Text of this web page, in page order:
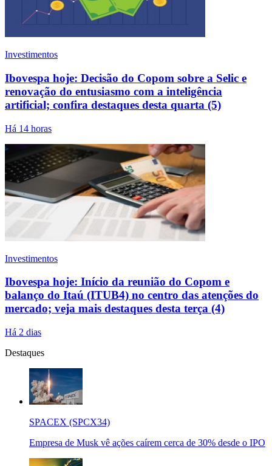
Investimentos
Ibovespa hoje: Decisão do Copom sobre a Selic e
renovação do entusiasmo com a inteligência
artificial; confira destaques desta quarta (5)
Há 14 horas
Investimentos
Ibovespa hoje: Início da reunião do Copom e
balanço do Itaú (ITUB4) no centro das atenções do
mercado; veja mais destaques desta terça (4)
Há 2 dias
Destaques
SPACEX (SPCX34)
Empresa de Musk vê ações caírem cerca de 30% desde o IPO